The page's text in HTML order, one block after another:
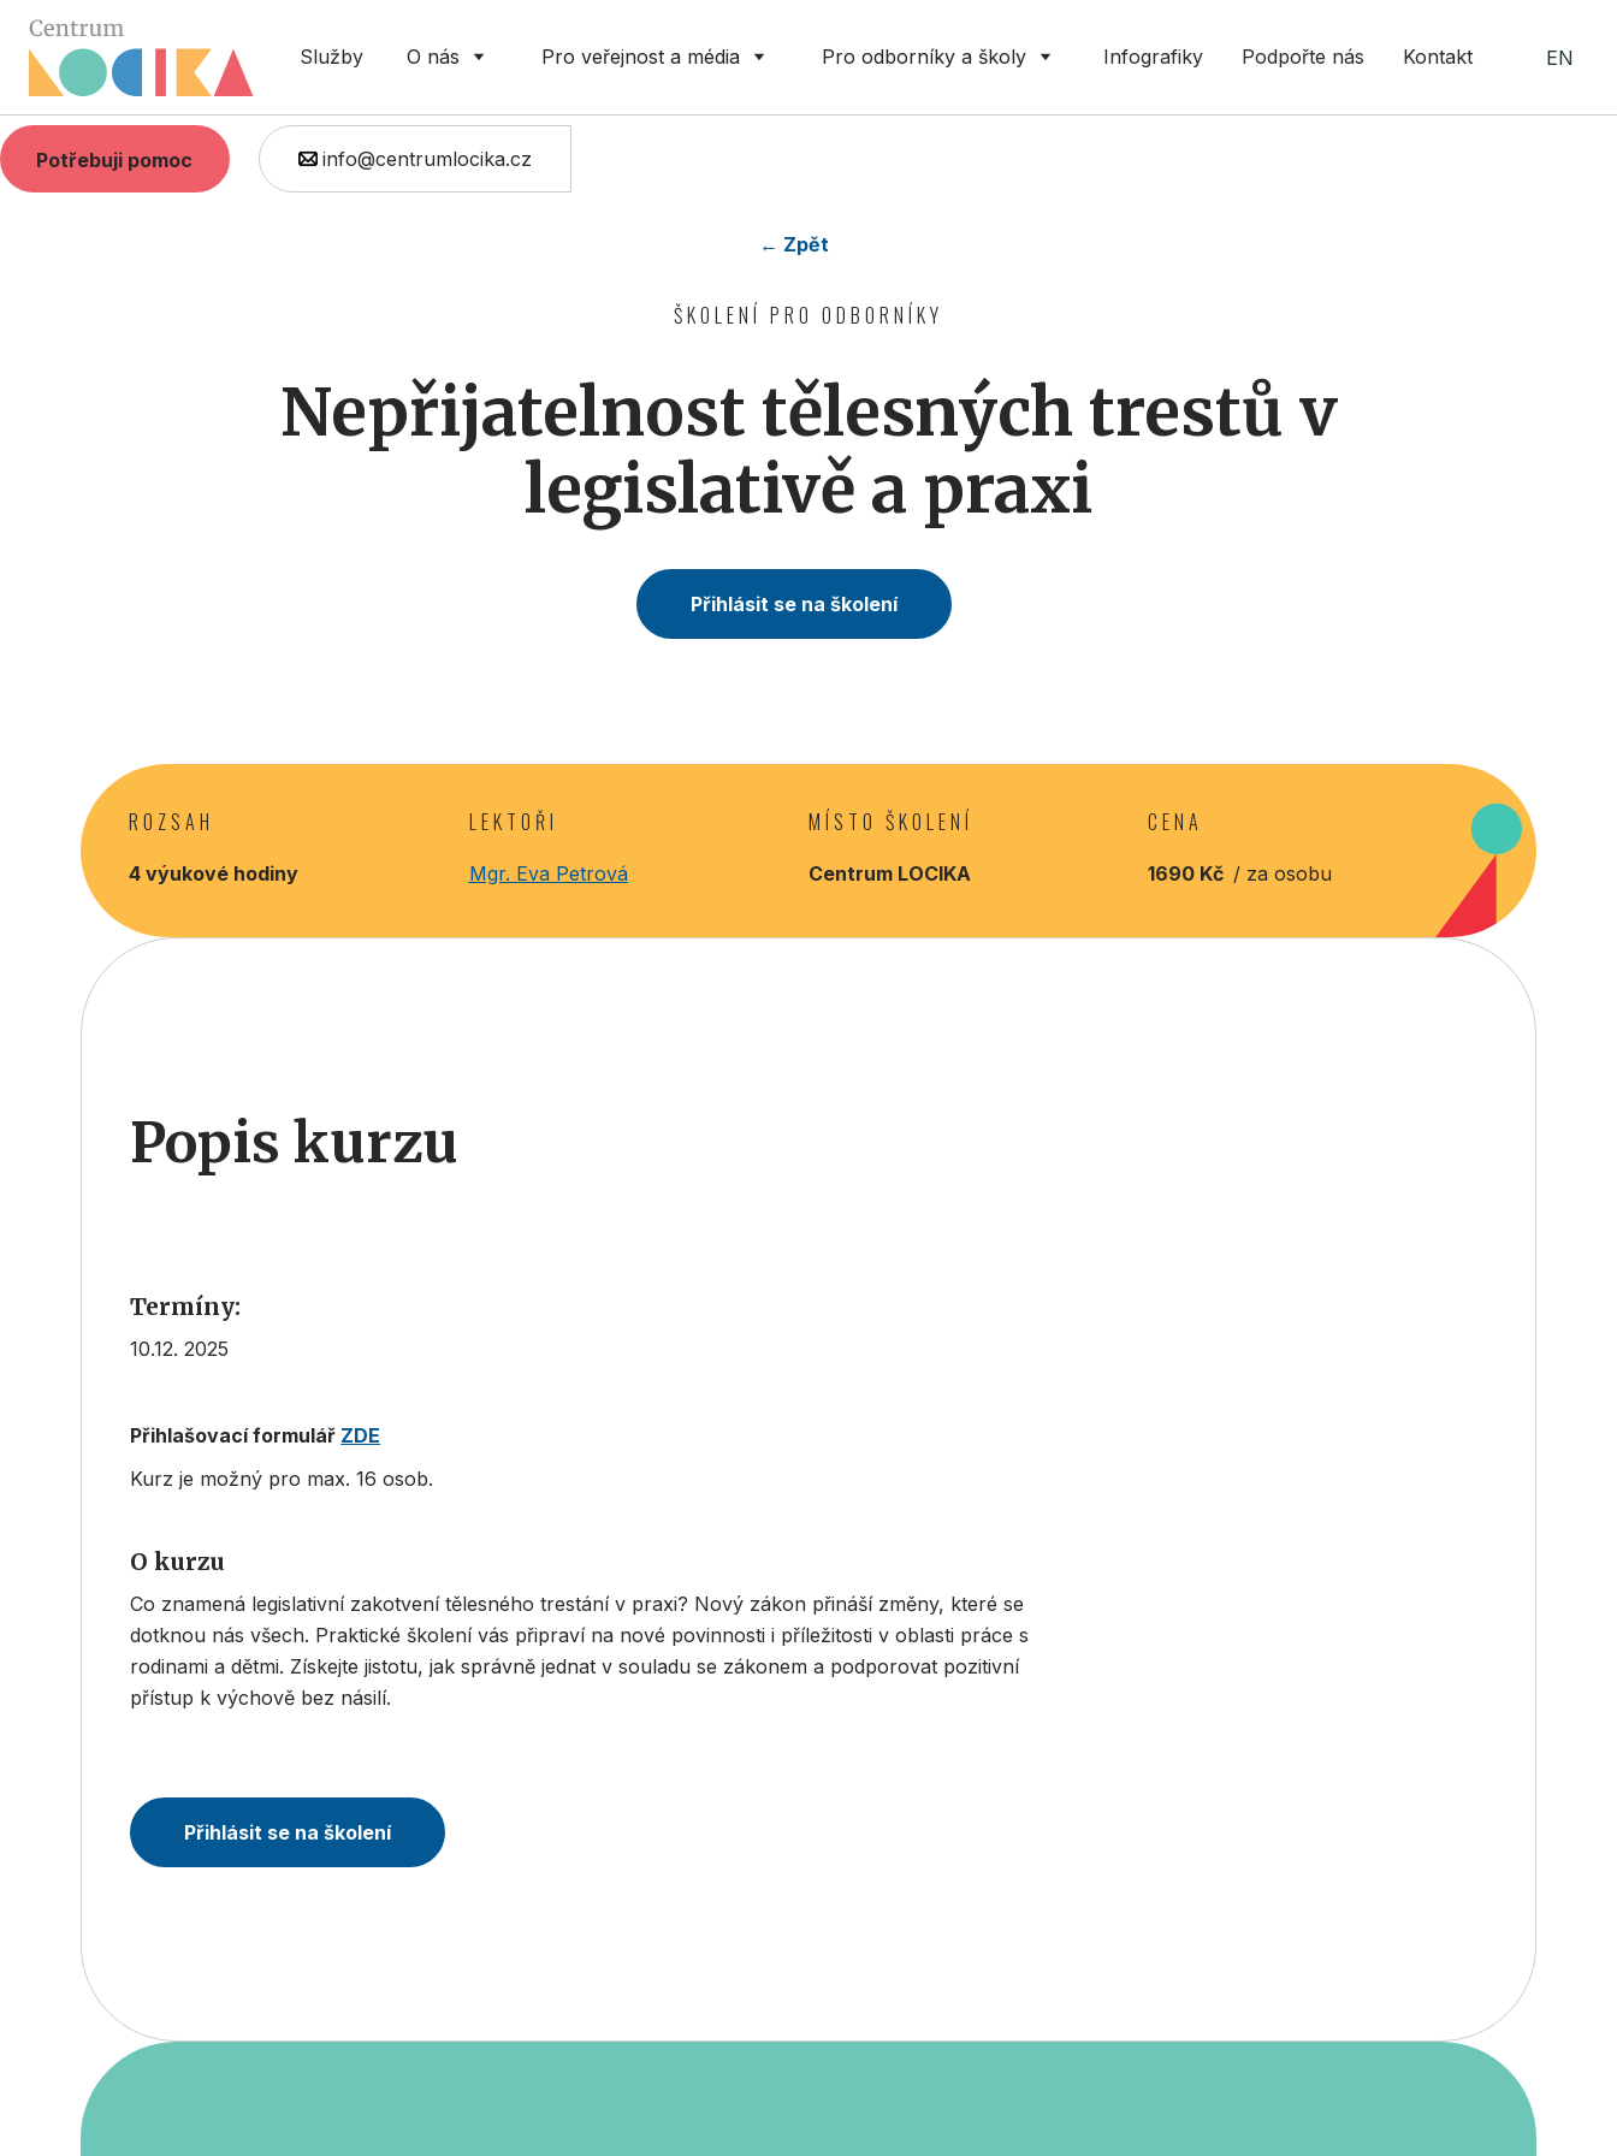
Služby O nás Pro veřejnost a média Pro odborníky a školy Infografiky Podpořte nás Kontakt EN
Potřebuji pomoc info@centrumlocika.cz
← Zpět
ŠKOLENÍ PRO ODBORNÍKY
Nepřijatelnost tělesných trestů v
legislativě a praxi
Přihlásit se na školení
ROZSAH
4 výukové hodiny
LEKTOŘI
Mgr. Eva Petrová
MÍSTO ŠKOLENÍ
Centrum LOCIKA
CENA
1690 Kč / za osobu
Popis kurzu
Termíny:
10.12. 2025
Přihlašovací formulář ZDE
Kurz je možný pro max. 16 osob.
O kurzu
Co znamená legislativní zakotvení tělesného trestání v praxi? Nový zákon přináší změny, které se
dotknou nás všech. Praktické školení vás připraví na nové povinnosti i příležitosti v oblasti práce s
rodinami a dětmi. Získejte jistotu, jak správně jednat v souladu se zákonem a podporovat pozitivní
přístup k výchově bez násilí.
Přihlásit se na školení